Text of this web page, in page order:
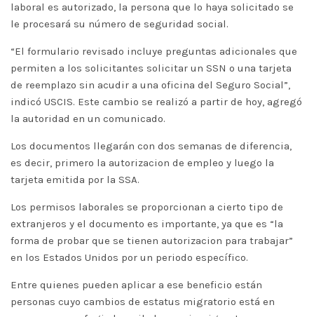
laboral es autorizado, la persona que lo haya solicitado se
le procesará su número de seguridad social.
“El formulario revisado incluye preguntas adicionales que
permiten a los solicitantes solicitar un SSN o una tarjeta
de reemplazo sin acudir a una oficina del Seguro Social”,
indicó USCIS. Este cambio se realizó a partir de hoy, agregó
la autoridad en un comunicado.
Los documentos llegarán con dos semanas de diferencia,
es decir, primero la autorizacion de empleo y luego la
tarjeta emitida por la SSA.
Los permisos laborales se proporcionan a cierto tipo de
extranjeros y el documento es importante, ya que es “la
forma de probar que se tienen autorizacion para trabajar”
en los Estados Unidos por un periodo específico.
Entre quienes pueden aplicar a ese beneficio están
personas cuyo cambios de estatus migratorio está en